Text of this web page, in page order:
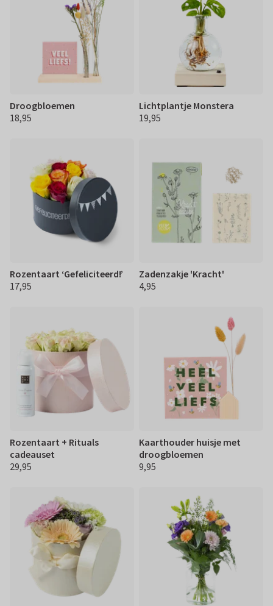
Droogbloemen
€ 18,95
18,95
Lichtplantje Monstera
€ 19,95
19,95
Rozentaart ‘Gefeliciteerd!’
€ 17,95
17,95
Zadenzakje 'Kracht'
€ 4,95
4,95
Rozentaart + Rituals
cadeauset
€ 29,95
29,95
Kaarthouder huisje met
droogbloemen
€ 9,95
9,95